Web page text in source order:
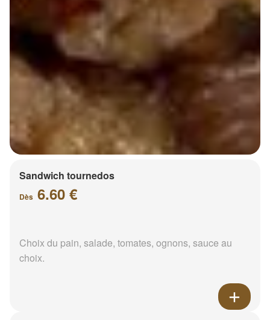
Sandwich tournedos
Dès 6.60 €
Choix du pain, salade, tomates, ognons, sauce au
choix.